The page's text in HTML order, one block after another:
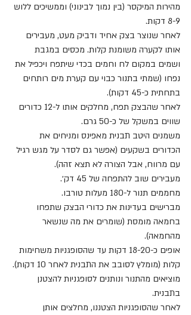
מהירות המיקסר (בין נמוך לבינוני) וממשיכים ללוש
8-9 דקות.
לאחר שנוצר בצק אחיד ודביק מעט, מעבירים
אותו לקערה משומנת קלות. מכסים במגבת
ושמים במקום לח וחמים בכדי שיתפח ויכפיל את
נפחו (שמתי בתנור כבוי עם קערת מים רותחים
בתחתית כ-45 דקות).
לאחר שהבצק תפח, מחלקים אותו ל-12 כדורים
שווים במשקל של כ-50 גרם.
משמנים היטב תבנית מאפינס ומניחים את
הכדורים בשקעים (אפשר גם לסדר על מגש רגיל
עם מרווח, אבל הצורה לא תצא זהה).
מעבירים שוב להתפחה של 45 דק׳.
מחממים תנור ל-180 מעלות טורבו.
מברישים בעדינות את כדורי הבצק שתפחו
בחמאה מומסת (שומרים את מה שנשאר
מהחמאה).
אופים כ-18-20 דקות עד שהסופגניות משחימות
קלות (מומלץ לסובב את התבנית לאחר 10 דקות).
מוציאים מהתנור ונותנים לסופגניות להצטנן
בתבנית.
לאחר שהסופגניות הצטננו, מחלצים אותן